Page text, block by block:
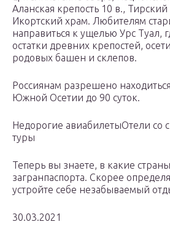
Аланская крепость 10 в.,
Икортский храм. Любителям
направиться к ущелью Урс Туал,
остатки древних крепостей,
родовых башен и склепов.
Россиянам разрешено
Южной Осетии до 90 суток.
Недорогие авиабилетыОтели со
туры
Теперь вы знаете, в какие
загранпаспорта. Скорее
устройте себе незабываемый
30.03.2021